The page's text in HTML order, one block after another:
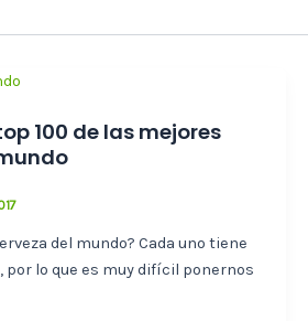
100 de las mejores
del mundo? Cada uno tiene
por lo que es muy difícil ponernos